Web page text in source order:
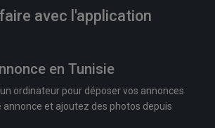
avec l'application
en Tunisie
ordinateur pour déposer vos annonces
annonce et ajoutez des photos depuis